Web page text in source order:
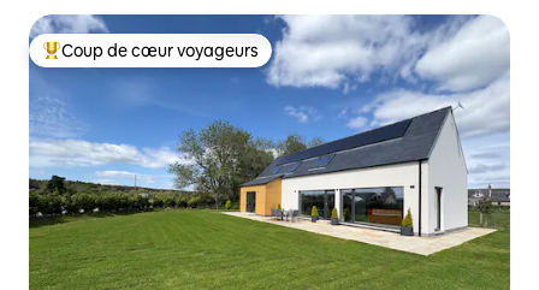
Coups de cœur voyageurs les plus appréciés
Coup de cœur voyageurs